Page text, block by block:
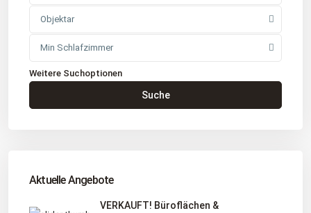
Objektar
Min Schlafzimmer
Weitere Suchoptionen
Suche
Aktuelle Angebote
VERKAUFT! Büroflächen &
Kontakt
: Buchholz in der Nordheide